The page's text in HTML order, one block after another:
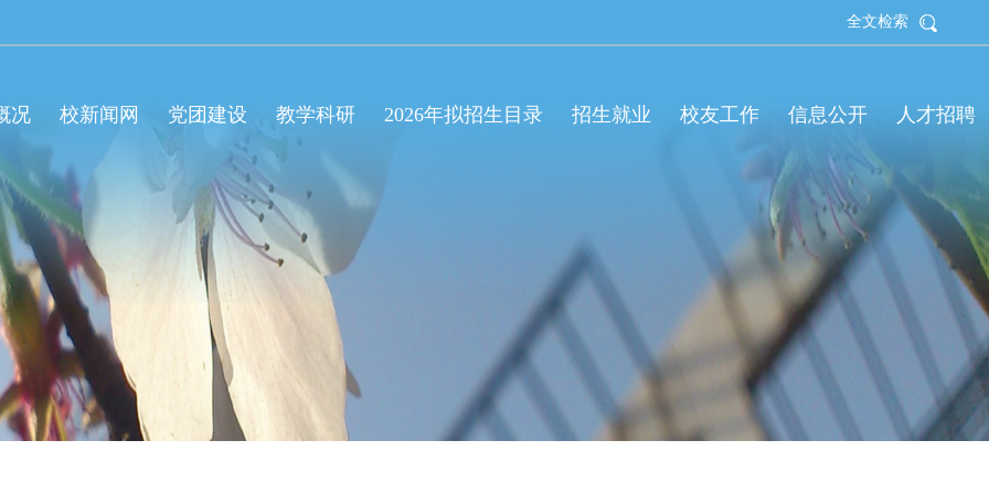
全文检索
况 校新闻网 党团建设 教学科研 2026年拟招生目录 招生就业 校友工作 信息公开 人才招聘